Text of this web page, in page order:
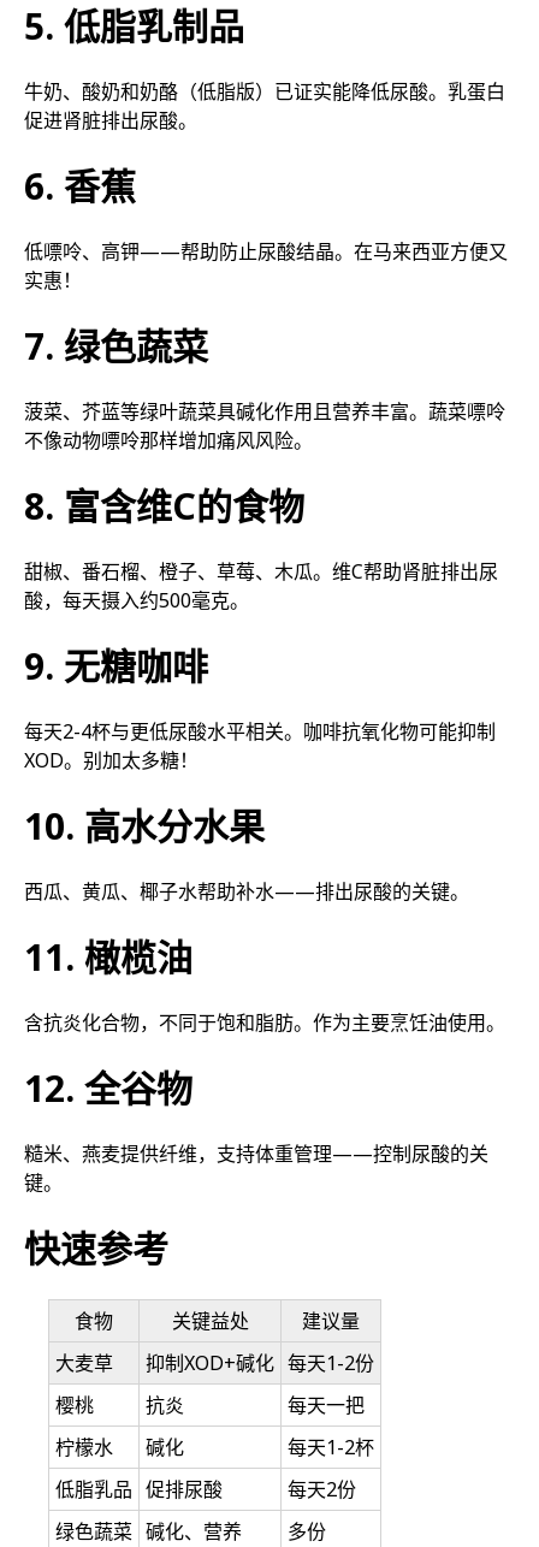
5. 低脂乳制品
牛奶、酸奶和奶酪（低脂版）已证实能降低尿酸。乳蛋白
促进肾脏排出尿酸。
6. 香蕉
低嘌呤、高钾——帮助防止尿酸结晶。在马来西亚方便又
实惠！
7. 绿色蔬菜
菠菜、芥蓝等绿叶蔬菜具碱化作用且营养丰富。蔬菜嘌呤
不像动物嘌呤那样增加痛风风险。
8. 富含维C的食物
甜椒、番石榴、橙子、草莓、木瓜。维C帮助肾脏排出尿
酸，每天摄入约500毫克。
9. 无糖咖啡
每天2-4杯与更低尿酸水平相关。咖啡抗氧化物可能抑制
XOD。别加太多糖！
10. 高水分水果
西瓜、黄瓜、椰子水帮助补水——排出尿酸的关键。
11. 橄榄油
含抗炎化合物，不同于饱和脂肪。作为主要烹饪油使用。
12. 全谷物
糙米、燕麦提供纤维，支持体重管理——控制尿酸的关
键。
快速参考
食物 关键益处
建议量
大麦草
抑制XOD+碱化 每天1-2份
樱桃
抗炎
每天一把
柠檬水
碱化
每天1-2杯
低脂乳品 促排尿酸
每天2份
绿色蔬菜 碱化、营养 多份